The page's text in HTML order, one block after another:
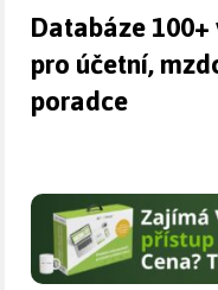
Databáze
pro účetní,
poradce